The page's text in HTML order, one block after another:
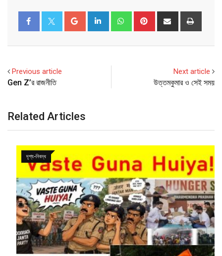
Google+ LinkedIn WhatsappPinterest Share
Previous article
Gen Z’র রাজনীতি
Next article
উত্তমকুমার ও সেই সময়
Related Articles
দৃশ্য-নিবন্ধ